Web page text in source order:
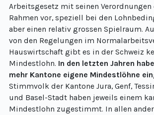
Arbeitsgesetz mit seinen Verordnungen
Rahmen vor, speziell bei den
aber einen relativ grossen Spielraum.
von den Regelungen im
Hauswirtschaft gibt es in der Schweiz
Mindestlohn. In den letzten Jahren
mehr Kantone eigene Mindestlöhne
Stimmvolk der Kantone Jura, Genf,
und Basel-Stadt haben jeweils einem
Mindestlohn zugestimmt. In allen